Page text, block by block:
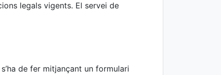
legals vigents. El servei de
de fer mitjançant un formulari